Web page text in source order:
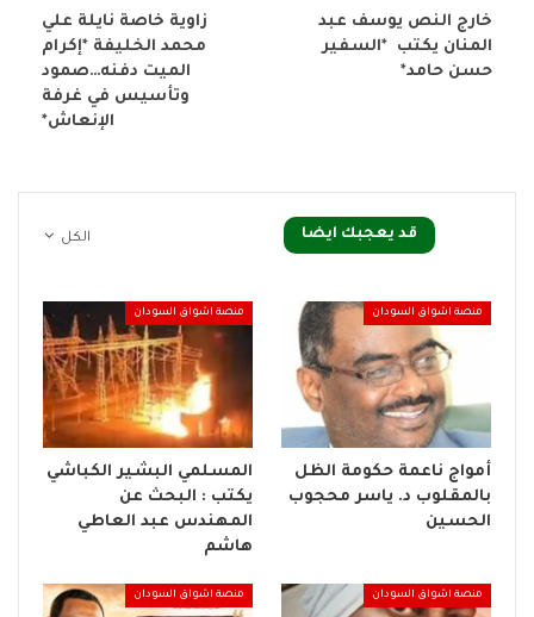
خارج النص يوسف عبد
المنان يكتب *السفير
حسن حامد*
زاوية خاصة نايلة علي
محمد الخليفة *إكرام
الميت دفنه…صمود
وتأسيس في غرفة
الإنعاش*
الكل قد يعجبك ايضا
منصة اشواق السودان
أمواج ناعمة حكومة الظل
بالمقلوب د. ياسر محجوب
الحسين
منصة اشواق السودان
المسلمي البشير الكباشي
يكتب : البحث عن
المهندس عبد العاطي
هاشم
منصة اشواق السودان منصة اشواق السودان